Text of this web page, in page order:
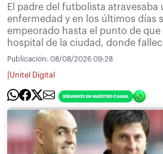
El padre del futbolista atravesaba
enfermedad y en los últimos días
empeorado hasta el punto de
hospital de la ciudad, donde
Publicación: 08/08/2026 09:28
Unitel Digital